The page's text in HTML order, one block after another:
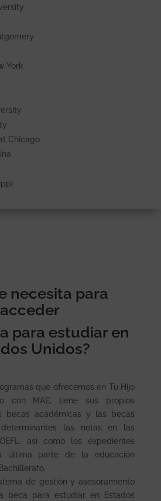
York
Chicago
necesita para
acceder
para estudiar en
Unidos?
que ofrecemos en Tu Hijo
con MAE, tiene sus propios
becas académicas y las becas
las notas en las
así como los expedientes
última parte de la educación
de gestión y asesoramiento
beca para estudiar en Estados